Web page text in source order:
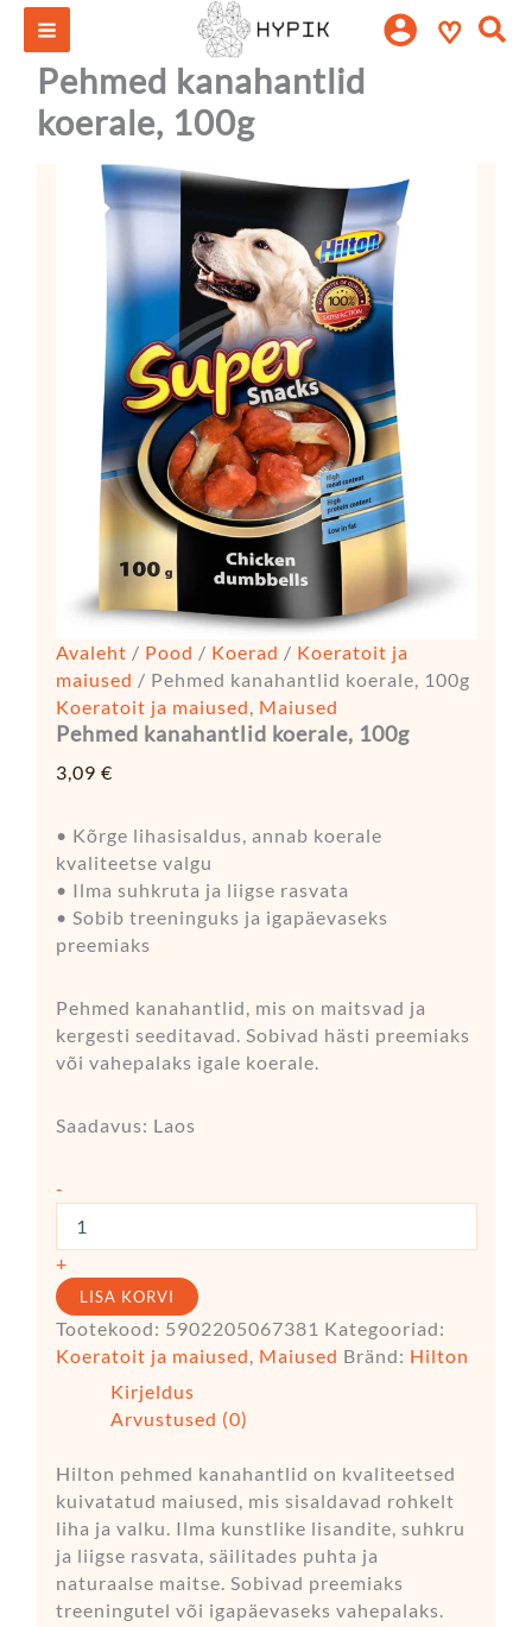
Skip
content
♡ Otsi:
Pehmed kanahantlid
koerale, 100g
Avaleht / Pood / Koerad / Koeratoit ja
maiused / Pehmed kanahantlid koerale, 100g
Koeratoit ja maiused, Maiused
Pehmed kanahantlid koerale, 100g
3,09 €
• Kõrge lihasisaldus, annab koerale
kvaliteetse valgu
• Ilma suhkruta ja liigse rasvata
• Sobib treeninguks ja igapäevaseks
preemiaks
Pehmed kanahantlid, mis on maitsvad ja
kergesti seeditavad. Sobivad hästi preemiaks
või vahepalaks igale koerale.
Saadavus: Laos
-
Pehmed
koerale,
100g
+
LISA KORVI
Tootekood: 5902205067381 Kategooriad:
Koeratoit ja maiused, Maiused Bränd: Hilton
Kirjeldus
Arvustused (0)
Hilton pehmed kanahantlid on kvaliteetsed
kuivatatud maiused, mis sisaldavad rohkelt
liha ja valku. Ilma kunstlike lisandite, suhkru
ja liigse rasvata, säilitades puhta ja
naturaalse maitse. Sobivad preemiaks
treeningutel või igapäevaseks vahepalaks.